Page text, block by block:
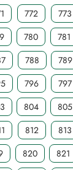
772 773
780 781
788 789
796 797
804 805
812 813
820 821